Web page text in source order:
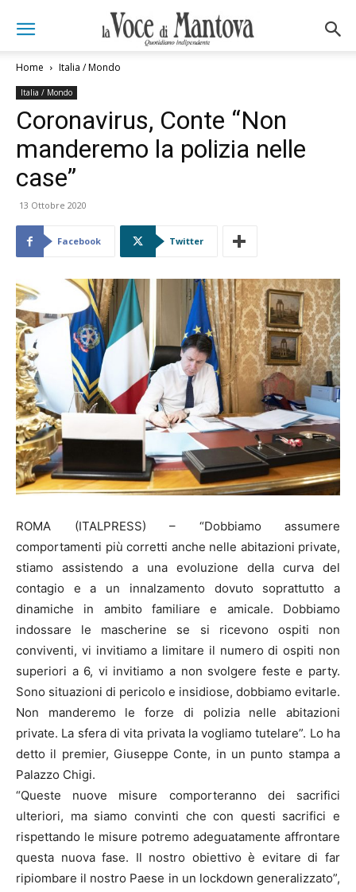
Home Italia / Mondo
Italia / Mondo
Coronavirus, Conte “Non
manderemo la polizia nelle
case”
13 Ottobre 2020
Facebook Twitter
ROMA (ITALPRESS) – “Dobbiamo assumere
comportamenti più corretti anche nelle abitazioni private,
stiamo assistendo a una evoluzione della curva del
contagio e a un innalzamento dovuto soprattutto a
dinamiche in ambito familiare e amicale. Dobbiamo
indossare le mascherine se si ricevono ospiti non
conviventi, vi invitiamo a limitare il numero di ospiti non
superiori a 6, vi invitiamo a non svolgere feste e party.
Sono situazioni di pericolo e insidiose, dobbiamo evitarle.
Non manderemo le forze di polizia nelle abitazioni
private. La sfera di vita privata la vogliamo tutelare”. Lo ha
detto il premier, Giuseppe Conte, in un punto stampa a
Palazzo Chigi.
“Queste nuove misure comporteranno dei sacrifici
ulteriori, ma siamo convinti che con questi sacrifici e
rispettando le misure potremo adeguatamente affrontare
questa nuova fase. Il nostro obiettivo è evitare di far
ripiombare il nostro Paese in un lockdown generalizzato”,